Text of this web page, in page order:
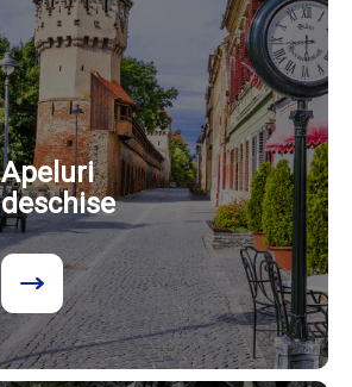
Apeluri
deschise